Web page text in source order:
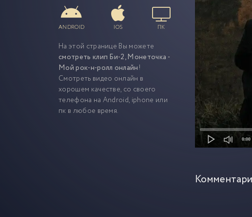
ANDROID IOS ПК
На этой странице Вы можете
смотреть клип Би-2, Монеточка -
Мой рок-н-ролл онлайн!
Смотреть видео онлайн в
хорошем качестве, со своего
телефона на Android, iphone или
пк в любое время.
0:00